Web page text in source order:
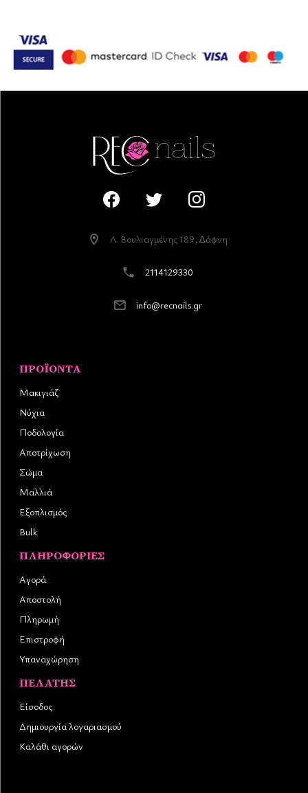
Λ. Βουλιαγµένης 189, ∆άφνη
2114129330
info@recnails.gr
ΠΡΟΪΌΝΤΑ
Μακιγιάζ
Νύχια
Ποδολογία
Αποτρίχωση
Σώμα
Μαλλιά
Εξοπλισμός
Bulk
ΠΛΗΡΟΦΟΡΊΕΣ
Αγορά
Αποστολή
Πληρωμή
Επιστροφή
Υπαναχώρηση
ΠΕΛΆΤΗΣ
Είσοδος
Δημιουργία λογαριασμού
Καλάθι αγορών